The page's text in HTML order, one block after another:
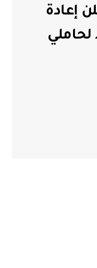
إعادة
لحاملي